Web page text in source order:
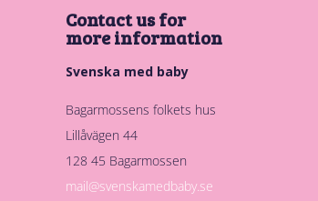
Contact us for
more information
Svenska med baby
Bagarmossens folkets hus
Lillåvägen 44
128 45 Bagarmossen
mail@svenskamedbaby.se